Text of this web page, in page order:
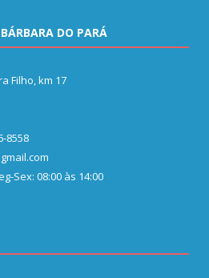
DO PARÁ
Filho, km 17
8558
Sex: 08:00 às 14:00